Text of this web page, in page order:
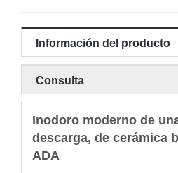
Información del producto
Consulta
Inodoro moderno de
descarga, de cerámica
ADA